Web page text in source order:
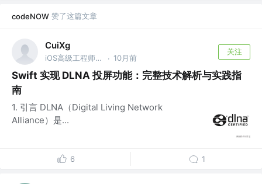
codeNOW 赞了这篇文章
CuiXg
iOS高级工程师 @山东秋文掌上科技信息咨询有限公司 · 10月前
关注
Swift 实现 DLNA 投屏功能：完整技术解析与实践指
南
1. 引言 DLNA（Digital Living Network
Alliance）是...
6 1